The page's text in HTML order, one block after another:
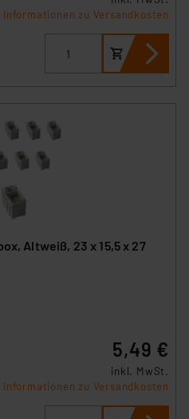
Informationen zu Versandkosten
Altweiß, 23 x 15,5 x 27
5,49 €
inkl. MwSt.
Informationen zu Versandkosten